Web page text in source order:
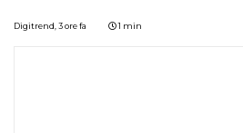
Digitrend,3 ore fa 1 min